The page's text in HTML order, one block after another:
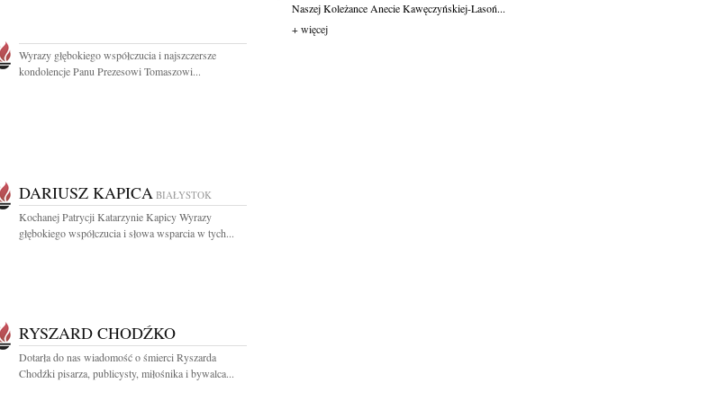
Wyrazy głębokiego współczucia i najszczersze
kondolencje Panu Prezesowi Tomaszowi...
DARIUSZ KAPICA BIAŁYSTOK
Kochanej Patrycji Katarzynie Kapicy Wyrazy
głębokiego współczucia i słowa wsparcia w tych...
RYSZARD CHODŹKO
Dotarła do nas wiadomość o śmierci Ryszarda
Chodźki pisarza, publicysty, miłośnika i bywalca...
Naszej Koleżance Anecie Kawęczyńskiej-Lasoń...
+ więcej